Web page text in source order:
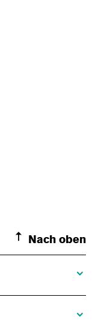
Nach oben